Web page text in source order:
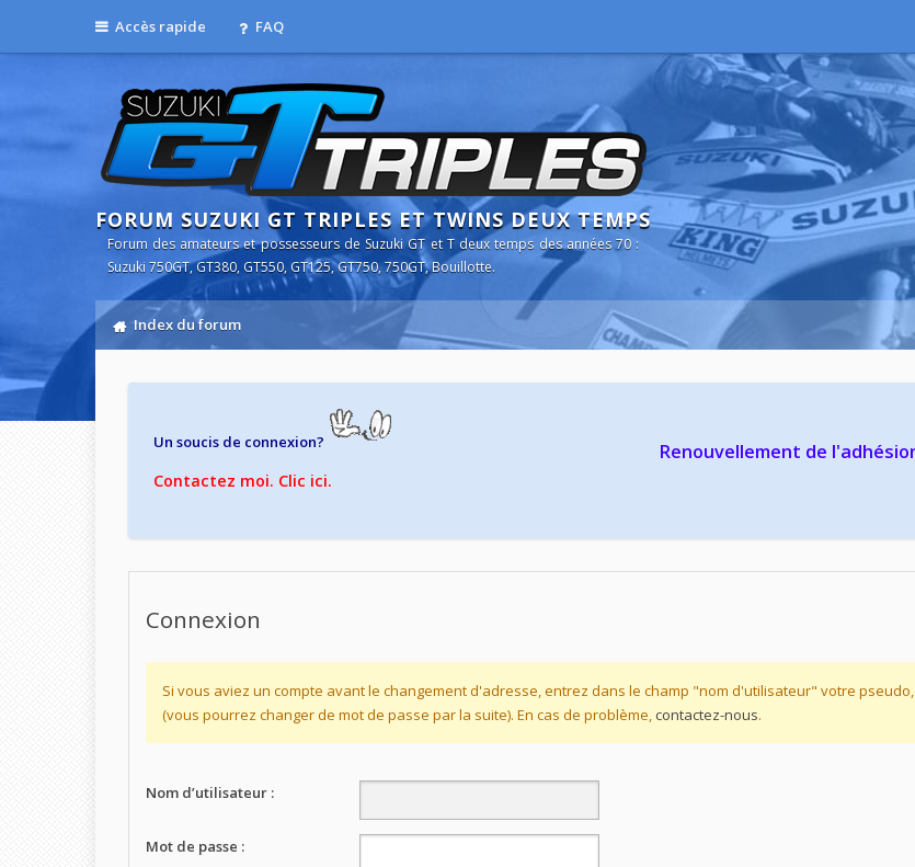
Accès rapide FAQ
FORUM SUZUKI GT TRIPLES ET TWINS DEUX TEMPS
Forum des amateurs et possesseurs de Suzuki GT et T deux temps des années 70 :
Suzuki 750GT, GT380, GT550, GT125, GT750, 750GT, Bouillotte.
Index du forum
Un soucis de connexion?
Contactez moi. Clic ici.
Renouvellement de
Connexion
Si vous aviez un compte avant le changement d'adresse, entrez dans le champ "nom d'utilisateur" votre
(vous pourrez changer de mot de passe par la suite). En cas de problème, contactez-nous.
Nom d’utilisateur :
Mot de passe :